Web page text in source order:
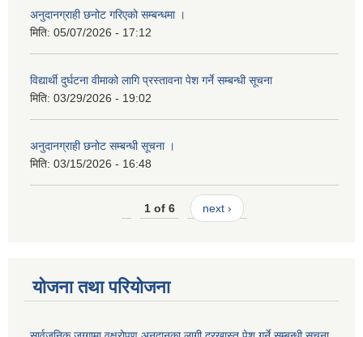
अनुदानग्राही छनोट गरिएको सम्बन्धमा ।
मिति: 05/07/2026 - 17:12
विद्यार्थी दुर्घटना वीमाको लागि प्रस्तावना पेश गर्ने सम्बन्धी सूचना
मिति: 03/29/2026 - 19:02
अनुदानग्राही छनोट सम्बन्धी सूचना ।
मिति: 03/15/2026 - 16:48
1 of 6 next ›
योजना तथा परियोजना